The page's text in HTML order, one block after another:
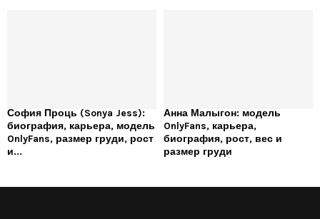
София Проць (Sonya Jess):
биография, карьера, модель
OnlyFans, размер груди, рост
и...
Анна Малыгон: модель
OnlyFans, карьера,
биография, рост, вес и
размер груди